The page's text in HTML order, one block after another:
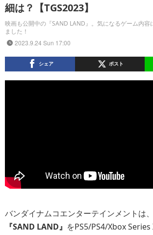
細は？【TGS2023】
映画も公開中の『SAND LAND』。気になるゲーム内容
ました！
2023.9.24 Sun 17:00
シェア ポスト
バンダイナムコエンターテインメントは
『SAND LAND』 をPS5/PS4/Xbox